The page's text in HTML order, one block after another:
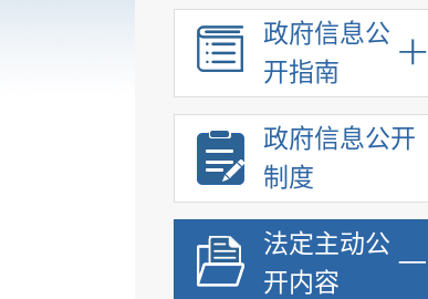
政府信息公
开指南
政府信息公开
制度
法定主动公
开内容